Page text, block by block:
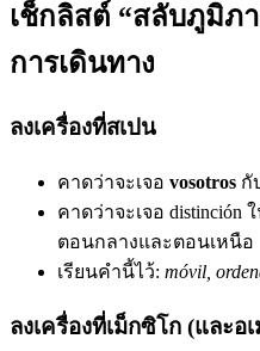
เช็กลิสต์ “สลับภูมิภ
การเดินทาง
ลงเครื่องที่สเปน
คาดว่าจะเจอ vosotros กั
คาดว่าจะเจอ
ตอนกลางและตอนเหนือ
เรียนคำนี้ไว้: móvil,
ลงเครื่องที่เม็กซิโก (และ